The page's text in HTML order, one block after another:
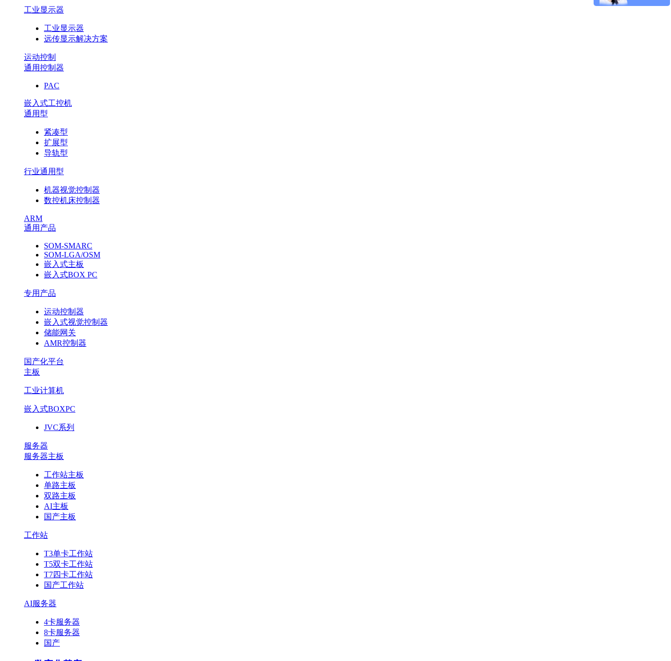
工业显示器
工业显示器
远传显示解决方案
运动控制
通用控制器
PAC
嵌入式工控机
通用型
紧凑型
扩展型
导轨型
行业通用型
机器视觉控制器
数控机床控制器
ARM
通用产品
SOM-SMARC
SOM-LGA/OSM
嵌入式主板
嵌入式BOX PC
专用产品
运动控制器
嵌入式视觉控制器
储能网关
AMR控制器
国产化平台
主板
工业计算机
嵌入式BOXPC
JVC系列
服务器
服务器主板
工作站主板
单路主板
双路主板
AI主板
国产主板
工作站
T3单卡工作站
T5双卡工作站
T7四卡工作站
国产工作站
AI服务器
4卡服务器
8卡服务器
国产